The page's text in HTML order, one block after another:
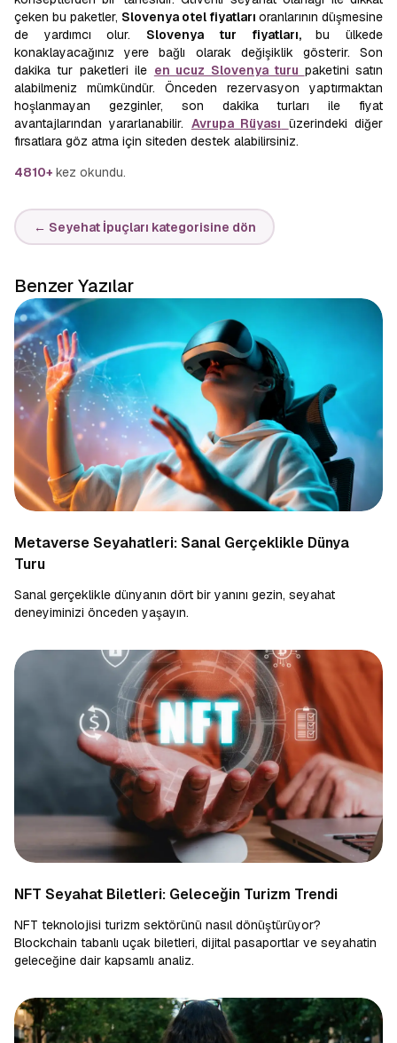
çeken bu paketler, Slovenya otel fiyatları oranlarının düşmesine
de yardımcı olur. Slovenya tur fiyatları,bu ülkede
konaklayacağınız yere bağlı olarak değişiklik gösterir. Son
dakika tur paketleri ile en ucuz Slovenya turu paketini satın
alabilmeniz mümkündür. Önceden rezervasyon yaptırmaktan
hoşlanmayan gezginler, son dakika turları ile fiyat
avantajlarından yararlanabilir. Avrupa Rüyası üzerindeki diğer
fırsatlara göz atma için siteden destek alabilirsiniz.
4810+ kez okundu.
← Seyehat İpuçları kategorisine dön
Benzer Yazılar
Metaverse Seyahatleri: Sanal Gerçeklikle Dünya
Turu
Sanal gerçeklikle dünyanın dört bir yanını gezin, seyahat
deneyiminizi önceden yaşayın.
NFT Seyahat Biletleri: Geleceğin Turizm Trendi
NFT teknolojisi turizm sektörünü nasıl dönüştürüyor?
Blockchain tabanlı uçak biletleri, dijital pasaportlar ve seyahatin
geleceğine dair kapsamlı analiz.